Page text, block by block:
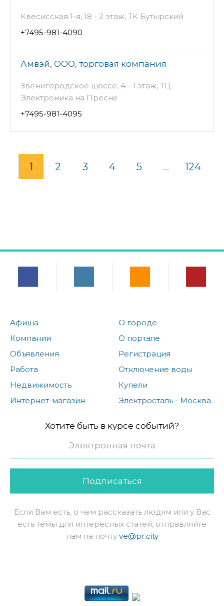
Квесисская 1-я, 18 - 2 этаж, ТК Бутырский
+7495-981-4090
Амвэй, ООО, торговая компания
Звенигородское шоссе, 4 - 1 этаж, ТЦ
Электроника на Пресне
+7495-981-4095
1 2 3 4 5 ... 124
Афиша
Компании
Объявления
Работа
Недвижимость
Интернет-магазин
О городе
О портале
Регистрация
Отключение воды
Купели
Электросталь - Москва
Хотите быть в курсе событий?
Подписаться
Если Вам есть, о чем рассказать людям или у Вас
есть темы для интересных статей, отправляйте
нам на почту ve@pr.city